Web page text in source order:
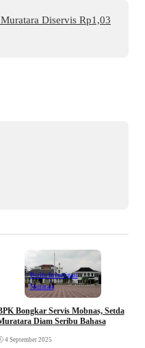
Diservis Rp1,03
Berita Investigasi
Muratara
Bongkar Servis Mobnas, Setda
Diam Seribu Bahasa
4 September 2025